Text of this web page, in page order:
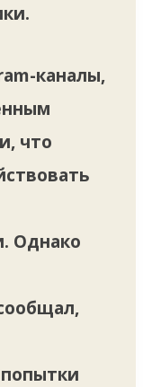
каналы,
что
Однако
попытки